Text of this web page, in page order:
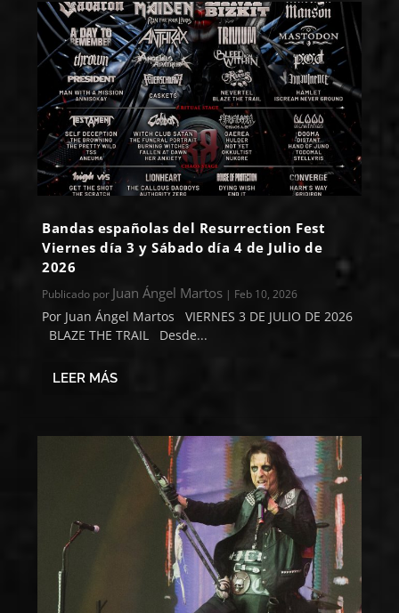
Bandas españolas del Resurrection Fest
Viernes día 3 y Sábado día 4 de Julio de
2026
Publicado por Juan Ángel Martos | Feb 10, 2026
Por Juan Ángel Martos VIERNES 3 DE JULIO DE 2026
BLAZE THE TRAIL Desde...
LEER MÁS